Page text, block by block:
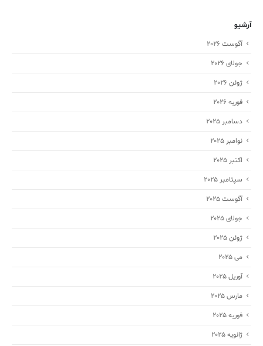
آرشیو
آگوست 2026
جولای 2026
ژوئن 2026
فوریه 2026
دسامبر 2025
نوامبر 2025
اکتبر 2025
سپتامبر 2025
آگوست 2025
جولای 2025
ژوئن 2025
می 2025
آوریل 2025
مارس 2025
فوریه 2025
ژانویه 2025